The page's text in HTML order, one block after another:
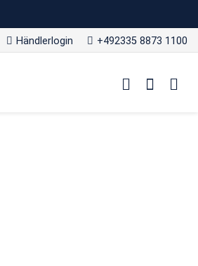
Händlerlogin +492335 8873 1100